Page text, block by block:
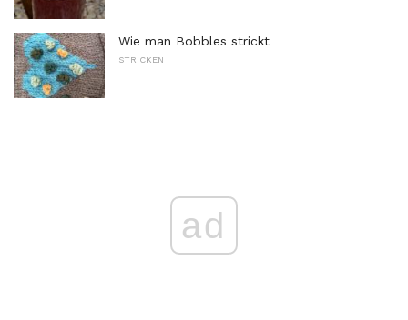
Wie man Bobbles strickt
STRICKEN
ad